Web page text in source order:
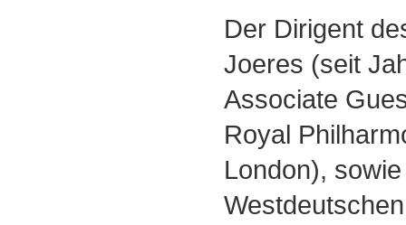
Der Dirigent
Joeres (seit
Associate
Royal
London),